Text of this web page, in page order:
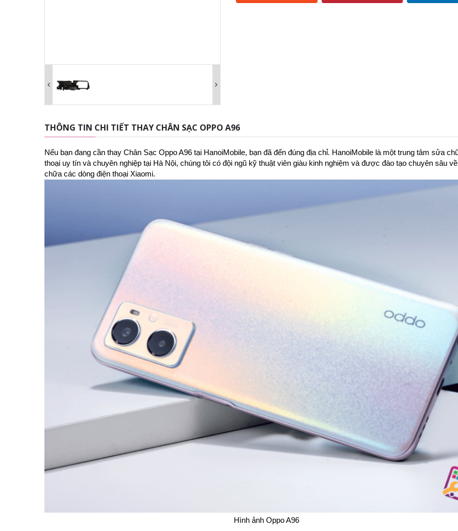
THÔNG TIN CHI TIẾT THAY CHÂN SẠC OPPO A96
Nếu bạn đang cần thay Chân Sạc Oppo A96 tại HanoiMobile, bạn đã đến đúng địa chỉ. HanoiMobile là một trung tâm sửa
thoại uy tín và chuyên nghiệp tại Hà Nội, chúng tôi có đội ngũ kỹ thuật viên giàu kinh nghiệm và được đào tạo chuyên sâu
chữa các dòng điện thoại Xiaomi.
Hình ảnh Oppo A96